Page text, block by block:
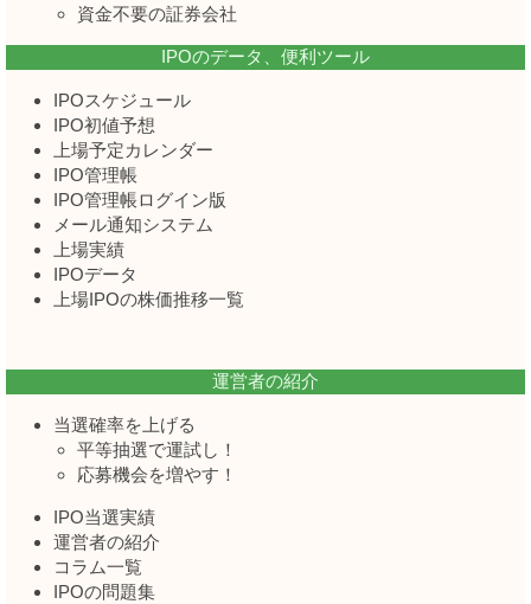
資金不要の証券会社
IPOのデータ、便利ツール
IPOスケジュール
IPO初値予想
上場予定カレンダー
IPO管理帳
IPO管理帳ログイン版
メール通知システム
上場実績
IPOデータ
上場IPOの株価推移一覧
運営者の紹介
当選確率を上げる
平等抽選で運試し！
応募機会を増やす！
IPO当選実績
運営者の紹介
コラム一覧
IPOの問題集